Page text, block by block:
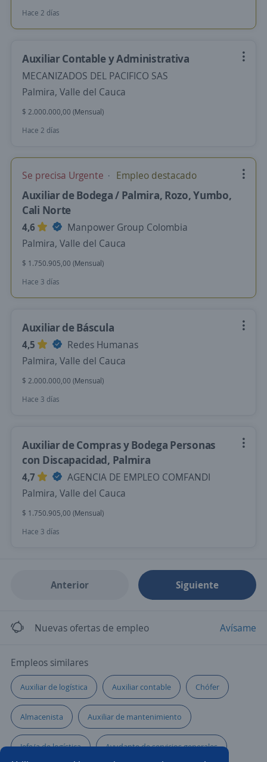
Hace 2 días
Auxiliar Contable y Administrativa
MECANIZADOS DEL PACIFICO SAS
Palmira, Valle del Cauca
$ 2.000.000,00 (Mensual)
Hace 2 días
Se precisa Urgente Empleo destacado
Auxiliar de Bodega / Palmira, Rozo, Yumbo,
Cali Norte
4,6
Manpower Group Colombia
Palmira, Valle del Cauca
$ 1.750.905,00 (Mensual)
Hace 3 días
Auxiliar de Báscula
4,5
Redes Humanas
Palmira, Valle del Cauca
$ 2.000.000,00 (Mensual)
Hace 3 días
Auxiliar de Compras y Bodega Personas
con Discapacidad, Palmira
4,7
AGENCIA DE EMPLEO COMFANDI
Palmira, Valle del Cauca
$ 1.750.905,00 (Mensual)
Hace 3 días
Anterior Siguiente
Nuevas ofertas de empleo Avísame
Empleos similares
Auxiliar de logística Auxiliar contable Chófer
Almacenista Auxiliar de mantenimiento
Jefe/a de logística Ayudante de servicios generales